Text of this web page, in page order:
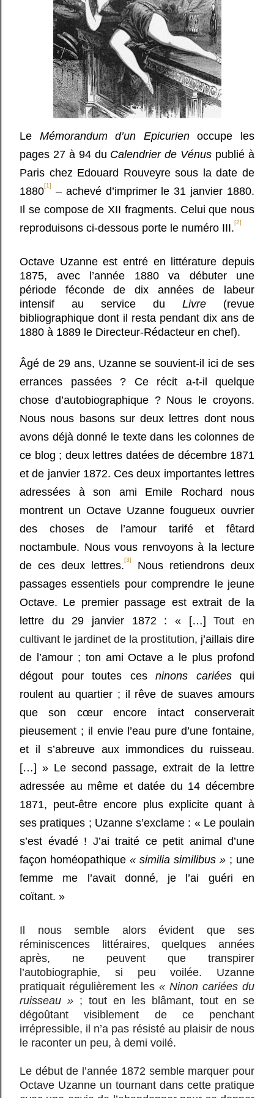
Le Mémorandum d’un Epicurienoccupe les
pages 27 à 94 du Calendrier de Vénus publié à
Paris chez Edouard Rouveyre sous la date de
1880[1]
– achevé d’imprimer le 31 janvier 1880.
Il se compose de XII fragments. Celui que nous
reproduisons ci-dessous porte le numéro III.[2]
Octave Uzanne est entré en littérature depuis
1875, avec l’année 1880 va débuter une
période féconde de dix années de labeur
intensif au service du Livre (revue
bibliographique dont il resta pendant dix ans de
1880 à 1889 le Directeur-Rédacteur en chef).
Âgé de 29 ans, Uzanne se souvient-il ici de ses
errances passées ? Ce récit a-t-il quelque
chose d’autobiographique ? Nous le croyons.
Nous nous basons sur deux lettres dont nous
avons déjà donné le texte dans les colonnes de
ce blog ; deux lettres datées de décembre 1871
et de janvier 1872. Ces deux importantes lettres
adressées à son ami Emile Rochard nous
montrent un Octave Uzanne fougueux ouvrier
des choses de l’amour tarifé et fêtard
noctambule. Nous vous renvoyons à la lecture
de ces deux lettres.[3]
Nous retiendrons deux
passages essentiels pour comprendre le jeune
Octave. Le premier passage est extrait de la
lettre du 29 janvier 1872 : « […]Tout en
cultivant le jardinet de la prostitution, j’aillais dire
de l’amour ; ton ami Octave a le plus profond
dégout pour toutes ces ninons cariéesqui
roulent au quartier ; il rêve de suaves amours
que son cœur encore intact conserverait
pieusement ; il envie l’eau pure d’une fontaine,
et il s’abreuve aux immondices du ruisseau.
[…] » Le second passage, extrait de la lettre
adressée au même et datée du 14 décembre
1871, peut-être encore plus explicite quant à
ses pratiques ; Uzanne s’exclame : « Le poulain
s’est évadé ! J’ai traité ce petit animal d’une
façon homéopathique « similia similibus » ; une
femme me l’avait donné, je l’ai guéri en
coïtant. »
Il nous semble alors évident que ses
réminiscences littéraires, quelques années
après, ne peuvent que transpirer
l’autobiographie, si peu voilée. Uzanne
pratiquait régulièrement les « Ninon cariées du
ruisseau » ; tout en les blâmant, tout en se
dégoûtant visiblement de ce penchant
irrépressible, il n’a pas résisté au plaisir de nous
le raconter un peu, à demi voilé.
Le début de l’année 1872 semble marquer pour
Octave Uzanne un tournant dans cette pratique